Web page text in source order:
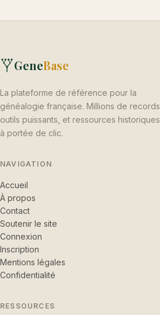
GeneBase
La plateforme de référence pour la
généalogie française. Millions de records,
outils puissants, et ressources historiques
à portée de clic.
NAVIGATION
Accueil
À propos
Contact
Soutenir le site
Connexion
Inscription
Mentions légales
Confidentialité
RESSOURCES